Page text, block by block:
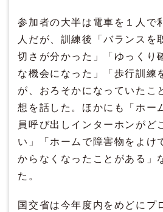
参加者の大半は電車を１人で
人だが、訓練後「バランスを
切さが分かった」「ゆっくり
な機会になった」「歩行訓練
が、おろそかになっていたこ
想を話した。ほかにも「ホー
員呼び出しインターホンがど
い」「ホームで障害物をよけ
からなくなったことがある」
た。
国交省は今年度内をめどにプ